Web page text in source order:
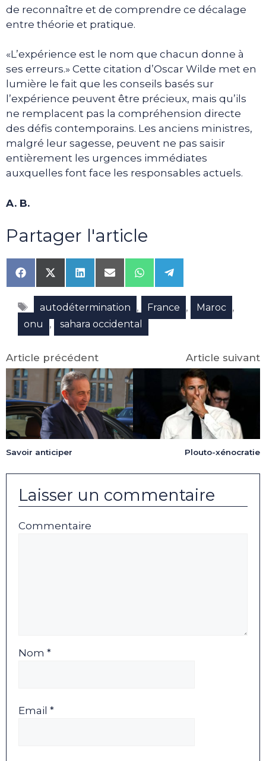
de reconnaître et de comprendre ce décalage
entre théorie et pratique.
«L’expérience est le nom que chacun donne à
ses erreurs.» Cette citation d’Oscar Wilde met en
lumière le fait que les conseils basés sur
l’expérience peuvent être précieux, mais qu’ils
ne remplacent pas la compréhension directe
des défis contemporains. Les anciens ministres,
malgré leur sagesse, peuvent ne pas saisir
entièrement les urgences immédiates
auxquelles font face les responsables actuels.
A. B.
Partager l'article
Share
on
Facebook
Share
on
X
(Twitter)
Share
on
LinkedIn
Share
on
Email
Share
on
WhatsApp
Share
on
Telegram
Étiquettes
autodétermination , France , Maroc ,
onu , sahara occidental
Article précédent
Savoir anticiper
Article suivant
Plouto-xénocratie
Laisser un commentaire
Commentaire
Nom *
Email *